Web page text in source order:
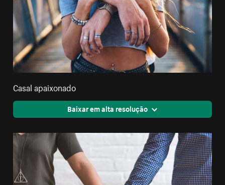
Casal apaixonado
Baixar em alta resolução